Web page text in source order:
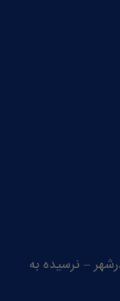
– کیلومتر 10 جاده آذرشهر – نرسیده به